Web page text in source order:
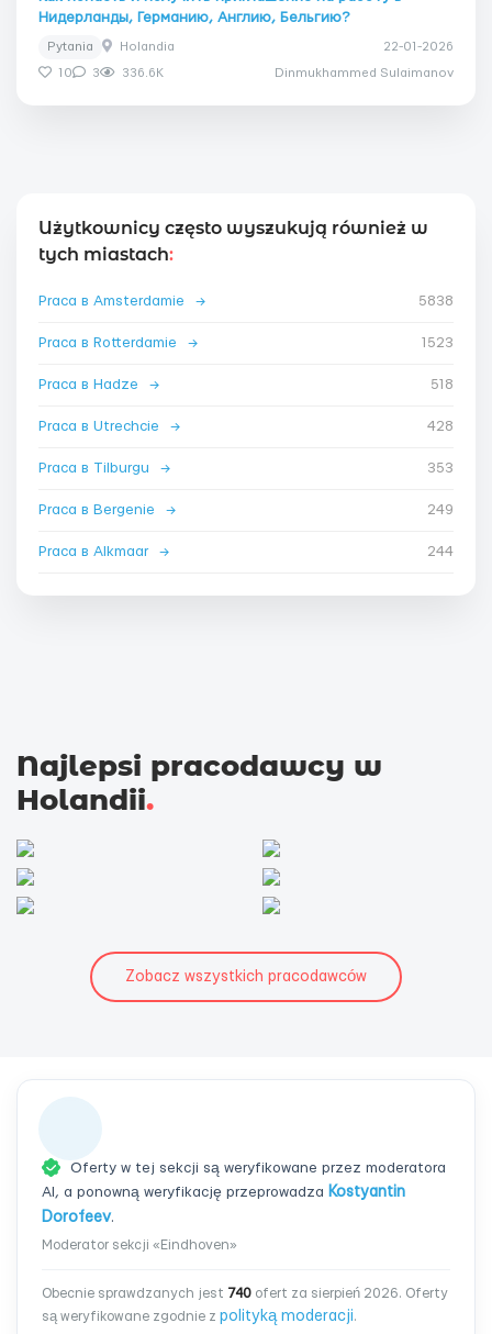
Нидерланды, Германию, Англию, Бельгию?
Pytania Holandia 22-01-2026
10 3 336.6K Dinmukhammed Sulaimanov
Użytkownicy często wyszukują również w
tych miastach:
Praca в Amsterdamie → 5838
Praca в Rotterdamie → 1523
Praca в Hadze → 518
Praca в Utrechcie → 428
Praca в Tilburgu → 353
Praca в Bergenie → 249
Praca в Alkmaar → 244
Najlepsi pracodawcy w
Holandii.
Zobacz wszystkich pracodawców
Oferty w tej sekcji są weryfikowane przez moderatora
AI, a ponowną weryfikację przeprowadza Kostyantin
Dorofeev.
Moderator sekcji «Eindhoven»
Obecnie sprawdzanych jest 740 ofert za sierpień 2026. Oferty
są weryfikowane zgodnie z polityką moderacji.